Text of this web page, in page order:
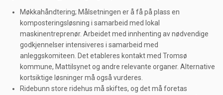
Møkkahåndtering; Målsetningen er å få på plass en
komposteringsløsning i samarbeid med lokal
maskinentreprenør. Arbeidet med innhenting av nødvendige
godkjennelser intensiveres i samarbeid med
anleggskomiteen. Det etableres kontakt med Tromsø
kommune, Mattilsynet og andre relevante organer. Alternative
kortsiktige løsninger må også vurderes.
Ridebunn store ridehus må skiftes, og det må foretas